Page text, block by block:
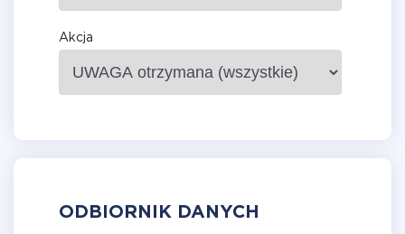
Akcja
ODBIORNIK DANYCH